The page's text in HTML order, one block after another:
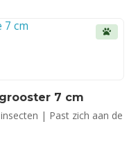
7 cm
| Past zich aan de